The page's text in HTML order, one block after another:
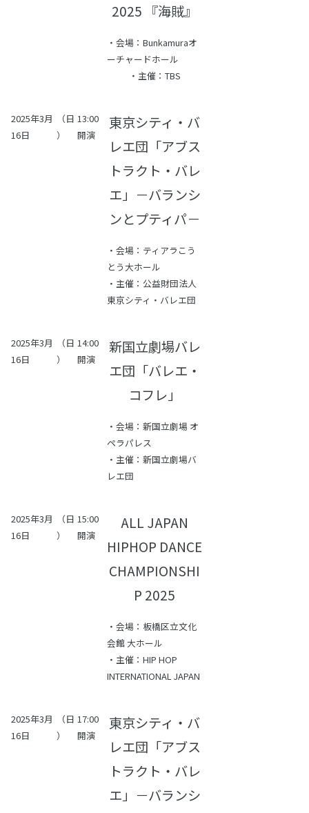
2025 『海賊』
・会場：Bunkamuraオ
ーチャードホール
・主催：TBS
2025年3月
16日
（日
）
13:00
開演
東京シティ・バ
レエ団「アブス
トラクト・バレ
エ」－バランシ
ンとプティパ－
・会場：ティアラこう
とう大ホール
・主催：公益財団法人
東京シティ・バレエ団
2025年3月
16日
（日
）
14:00
開演
新国立劇場バレ
エ団「バレエ・
コフレ」
・会場：新国立劇場 オ
ペラパレス
・主催：新国立劇場バ
レエ団
2025年3月
16日
（日
）
15:00
開演
ALL JAPAN
HIPHOP DANCE
CHAMPIONSHI
P 2025
・会場：板橋区立文化
会館 大ホール
・主催：HIP HOP
INTERNATIONAL JAPAN
2025年3月
16日
（日
）
17:00
開演
東京シティ・バ
レエ団「アブス
トラクト・バレ
エ」－バランシ